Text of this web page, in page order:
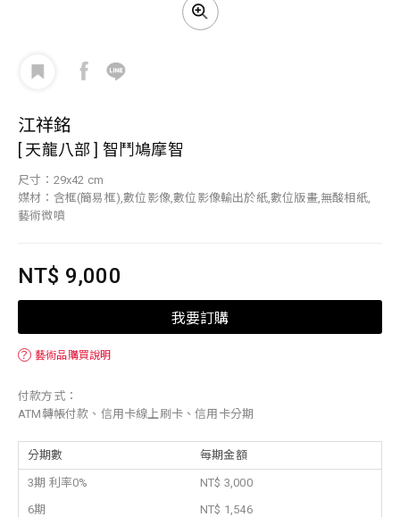
江祥銘
[ 天龍八部 ] 智鬥鳩摩智
尺寸：29x42 cm
媒材：含框(簡易框),數位影像,數位影像輸出於紙,數位版畫,無酸相紙,
藝術微噴
NT$ 9,000
我要訂購
？ 藝術品購買說明
付款方式：
ATM轉帳付款、信用卡線上刷卡、信用卡分期
分期數 每期金額
3期 利率0%
NT$ 3,000
6期
NT$ 1,546